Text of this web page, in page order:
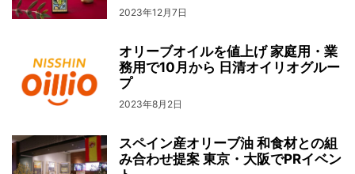
2023年12月7日
オリーブオイルを値上げ 家庭用・業
務用で10月から 日清オイリオグルー
プ
2023年8月2日
スペイン産オリーブ油 和食材との組
み合わせ提案 東京・大阪でPRイベン